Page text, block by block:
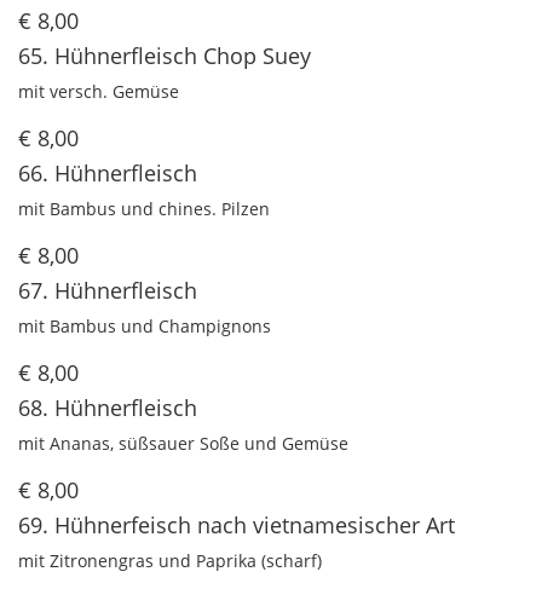
€ 8,00
65. Hühnerfleisch Chop Suey
mit versch. Gemüse
€ 8,00
66. Hühnerfleisch
mit Bambus und chines. Pilzen
€ 8,00
67. Hühnerfleisch
mit Bambus und Champignons
€ 8,00
68. Hühnerfleisch
mit Ananas, süßsauer Soße und Gemüse
€ 8,00
69. Hühnerfeisch nach vietnamesischer Art
mit Zitronengras und Paprika (scharf)